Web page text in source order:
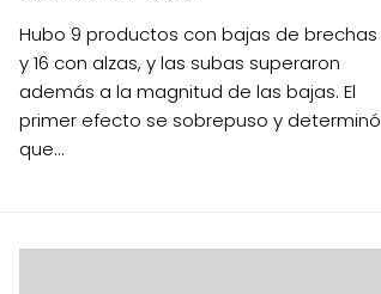
Hubo 9 productos con bajas de brechas
y 16 con alzas, y las subas superaron
además a la magnitud de las bajas. El
primer efecto se sobrepuso y determinó
que...